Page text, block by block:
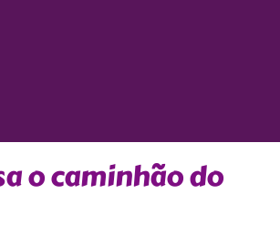
o caminhão do